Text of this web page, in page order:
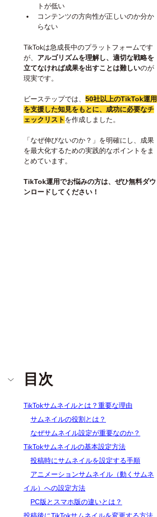
トが低い
コンテンツの方向性が正しいのか分か
らない
TikTokは急成長中のプラットフォームです
が、 アルゴリズムを理解し、適切な戦略を
立てなければ成果を出すことは難しいのが
現実です。
ビーステップでは、 50社以上のTikTok運用
を支援した知見をもとに、成功に必要なチ
ェックリストを作成しました。
「なぜ伸びないのか？」を明確にし、成果
を最大化するための実践的なポイントをま
とめています。
TikTok運用でお悩みの方は、ぜひ無料ダウ
ンロードしてください！
目次
TikTokサムネイルとは？重要な理由
サムネイルの役割とは？
なぜサムネイル設定が重要なのか？
TikTokサムネイルの基本設定方法
投稿時にサムネイルを設定する手順
アニメーションサムネイル（動くサムネ
イル）への設定方法
PC版とスマホ版の違いとは？
投稿後にTikTokサムネイルを変更する方法